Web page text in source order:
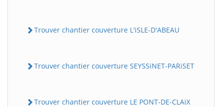
Trouver chantier couverture L'iSLE-D'ABEAU
Trouver chantier couverture SEYSSiNET-PARiSET
Trouver chantier couverture LE PONT-DE-CLAiX